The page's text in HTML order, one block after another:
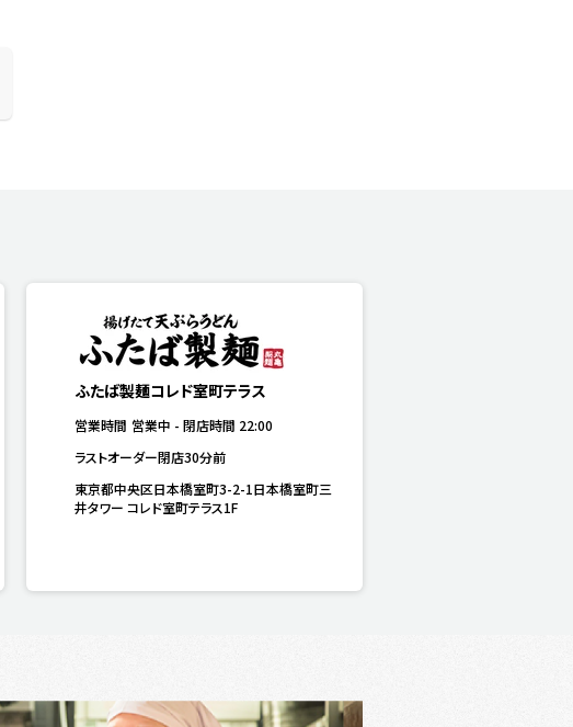
ふたば製麺コレド室町テラス
営業時間 営業中 -閉店時間 22:00
ラストオーダー閉店30分前
東京都中央区日本橋室町3-2-1日本橋室町三
井タワー コレド室町テラス1F